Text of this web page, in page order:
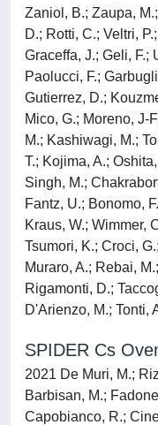
Zaniol, B.; Zaupa,
D.; Rotti, C.; Veltri,
Graceffa, J.; Geli, F.;
Paolucci, F.;
Gutierrez, D.;
Mico, G.; Moreno, J-
M.; Kashiwagi, M.;
T.; Kojima, A.;
Singh, M.;
Fantz, U.; Bonomo,
Kraus, W.; Wimmer,
Tsumori, K.; Croci,
Muraro, A.; Rebai,
Rigamonti, D.;
D'Arienzo, M.; Tonti,
SPIDER Cs
2021 De Muri, M.;
Barbisan, M.;
Capobianco, R.;